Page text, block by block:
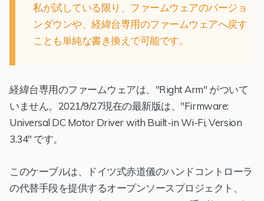
私が試している限り、ファームウェアのバージョ
ンダウンや、経緯台専用のファームウェアへ戻す
ことも単純な書き換えで可能です。
経緯台専用のファームウェアは、"Right Arm" がついて
いません。2021/9/27現在の最新版は、"Firmware:
Universal DC Motor Driver with Built-in Wi-Fi, Version
3.34" です。
このケーブルは、ドイツ式赤道儀のハンドコントローラ
の代替手段を提供するオープンソースプロジェクト、